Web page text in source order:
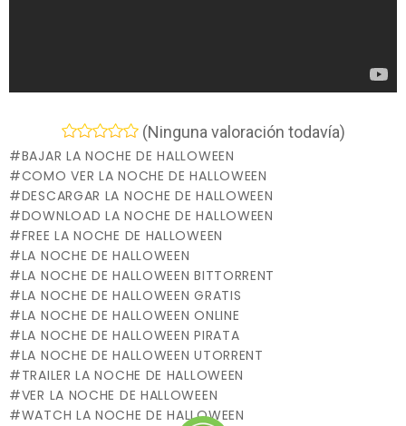
(Ninguna valoración todavía)
BAJAR LA NOCHE DE HALLOWEEN
COMO VER LA NOCHE DE HALLOWEEN
DESCARGAR LA NOCHE DE HALLOWEEN
DOWNLOAD LA NOCHE DE HALLOWEEN
FREE LA NOCHE DE HALLOWEEN
LA NOCHE DE HALLOWEEN
LA NOCHE DE HALLOWEEN BITTORRENT
LA NOCHE DE HALLOWEEN GRATIS
LA NOCHE DE HALLOWEEN ONLINE
LA NOCHE DE HALLOWEEN PIRATA
LA NOCHE DE HALLOWEEN UTORRENT
TRAILER LA NOCHE DE HALLOWEEN
VER LA NOCHE DE HALLOWEEN
WATCH LA NOCHE DE HALLOWEEN